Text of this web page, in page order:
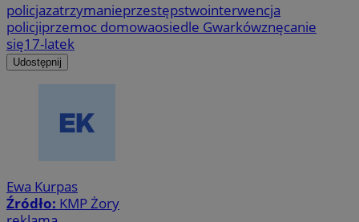
policjazatrzymanieprzestępstwointerwencja
policjiprzemoc domowaosiedle Gwarkówznęcanie
się17-latek
Udostępnij
Ewa Kurpas
Źródło: KMP Żory